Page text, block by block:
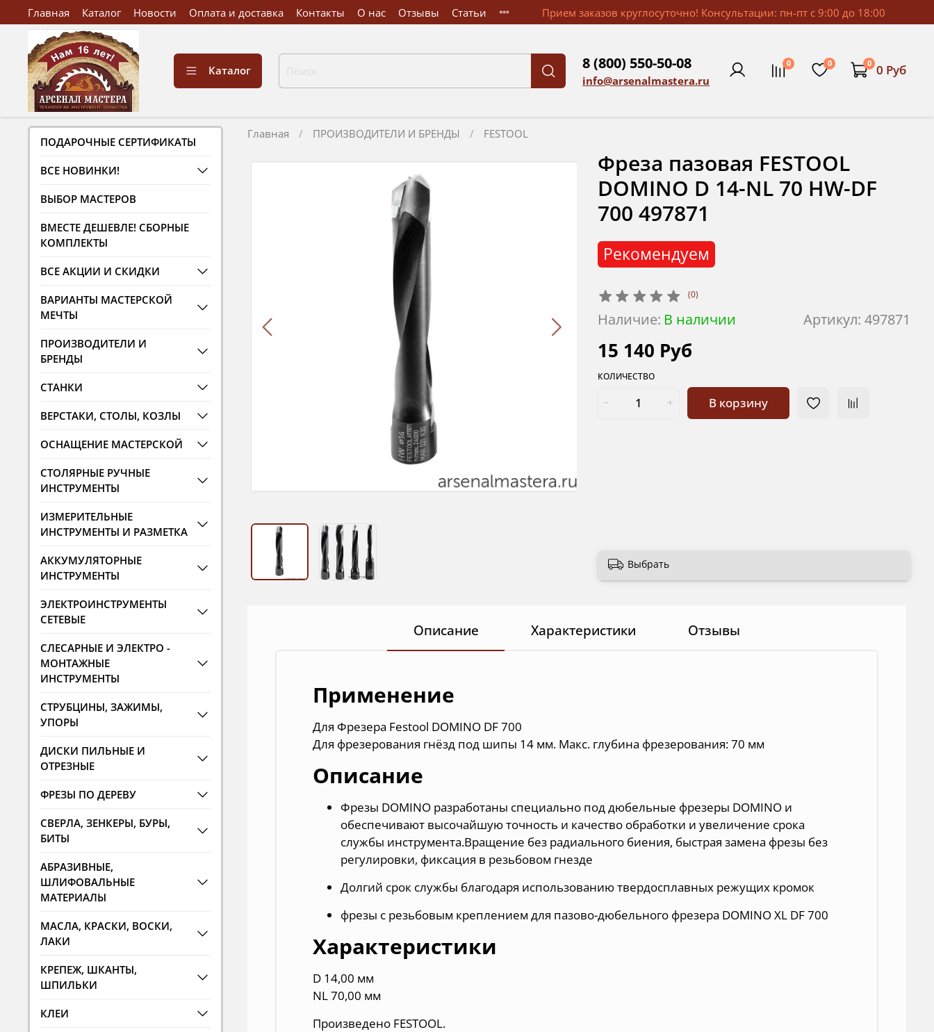
Главная Каталог Новости Оплата и доставка Контакты О нас Отзывы Статьи Прием заказов круглосуточно! Консультации: пн-пт с 9:00 до 18:00
Каталог 8 (800) 550-50-08
info@arsenalmastera.ru
0 0 0 0 Руб
Главная ПРОИЗВОДИТЕЛИ И БРЕНДЫ FESTOOL
(0)
Артикул: 497871
Наличие: В наличии
Рекомендуем
Фреза пазовая FESTOOL
DOMINO D 14-NL 70 HW-DF
700 497871
15 140 Руб
КОЛИЧЕСТВО
В корзину
Выбрать
Описание Характеристики Отзывы
Применение
Для Фрезера Festool DOMINO DF 700
Для фрезерования гнёзд под шипы 14 мм. Макс. глубина фрезерования: 70 мм
Описание
Фрезы DOMINO разработаны специально под дюбельные фрезеры DOMINO и
обеспечивают высочайшую точность и качество обработки и увеличение срока
службы инструмента.Вращение без радиального биения, быстрая замена фрезы без
регулировки, фиксация в резьбовом гнезде
Долгий срок службы благодаря использованию твердосплавных режущих кромок
фрезы с резьбовым креплением для пазово-дюбельного фрезера DOMINO XL DF 700
Характеристики
D 14,00 мм
NL 70,00 мм
Произведено FESTOOL.
ПОДАРОЧНЫЕ СЕРТИФИКАТЫ
ВСЕ НОВИНКИ!
ВЫБОР МАСТЕРОВ
ВМЕСТЕ ДЕШЕВЛЕ! СБОРНЫЕ
КОМПЛЕКТЫ
ВСЕ АКЦИИ И СКИДКИ
ВАРИАНТЫ МАСТЕРСКОЙ
МЕЧТЫ
ПРОИЗВОДИТЕЛИ И
БРЕНДЫ
СТАНКИ
ВЕРСТАКИ, СТОЛЫ, КОЗЛЫ
ОСНАЩЕНИЕ МАСТЕРСКОЙ
СТОЛЯРНЫЕ РУЧНЫЕ
ИНСТРУМЕНТЫ
ИЗМЕРИТЕЛЬНЫЕ
ИНСТРУМЕНТЫ И РАЗМЕТКА
АККУМУЛЯТОРНЫЕ
ИНСТРУМЕНТЫ
ЭЛЕКТРОИНСТРУМЕНТЫ
СЕТЕВЫЕ
СЛЕСАРНЫЕ И ЭЛЕКТРО -
МОНТАЖНЫЕ
ИНСТРУМЕНТЫ
СТРУБЦИНЫ, ЗАЖИМЫ,
УПОРЫ
ДИСКИ ПИЛЬНЫЕ И
ОТРЕЗНЫЕ
ФРЕЗЫ ПО ДЕРЕВУ
СВЕРЛА, ЗЕНКЕРЫ, БУРЫ,
БИТЫ
АБРАЗИВНЫЕ,
ШЛИФОВАЛЬНЫЕ
МАТЕРИАЛЫ
МАСЛА, КРАСКИ, ВОСКИ,
ЛАКИ
КРЕПЕЖ, ШКАНТЫ,
ШПИЛЬКИ
КЛЕИ